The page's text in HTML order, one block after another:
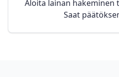
Aloita lainan hakeminen
Saat